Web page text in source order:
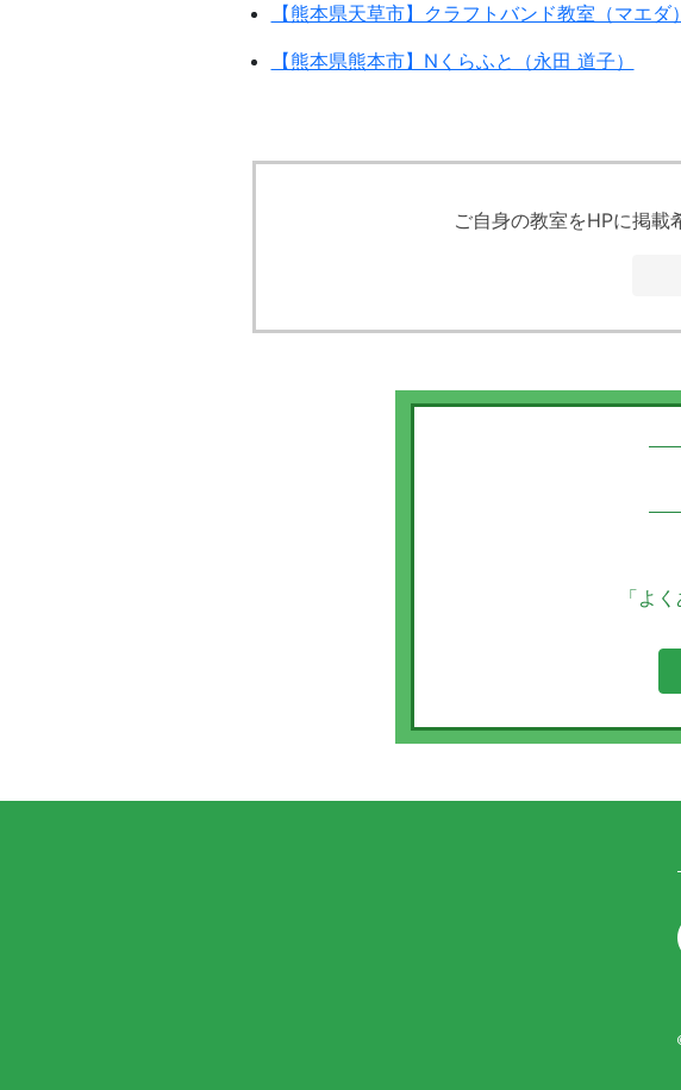
【熊本県天草市】クラフトバンド教室（マエダ）
【熊本県熊本市】Nくらふと（永田 道子）
ご自身の教室をHPに掲載
「よ